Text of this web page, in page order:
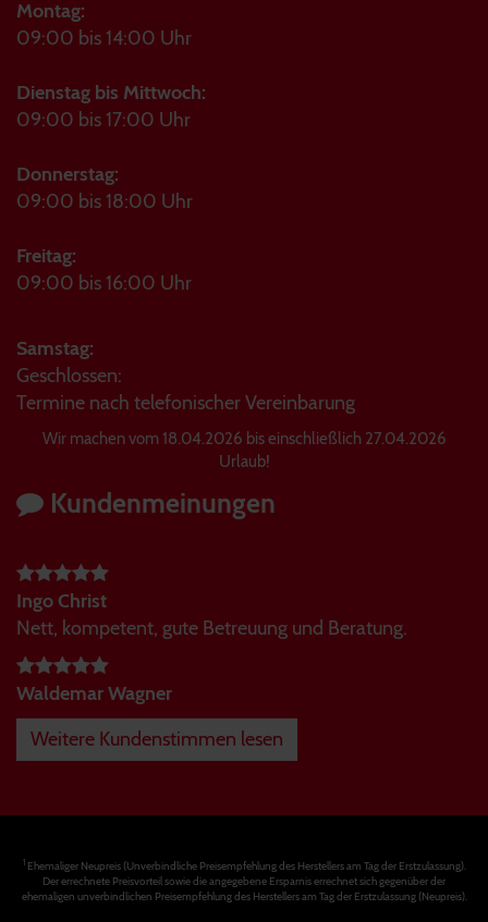
Montag:
09:00 bis 14:00 Uhr
Dienstag bis Mittwoch:
09:00 bis 17:00 Uhr
Donnerstag:
09:00 bis 18:00 Uhr
Freitag:
09:00 bis 16:00 Uhr
Samstag:
Geschlossen:
Termine nach telefonischer Vereinbarung
Wir machen vom 18.04.2026 bis einschließlich 27.04.2026
Urlaub!
Kundenmeinungen
Ingo Christ
Nett, kompetent, gute Betreuung und Beratung.
Waldemar Wagner
Weitere Kundenstimmen lesen
1Ehemaliger Neupreis (Unverbindliche Preisempfehlung des Herstellers am Tag der Erstzulassung).
Der errechnete Preisvorteil sowie die angegebene Ersparnis errechnet sich gegenüber der
ehemaligen unverbindlichen Preisempfehlung des Herstellers am Tag der Erstzulassung (Neupreis).